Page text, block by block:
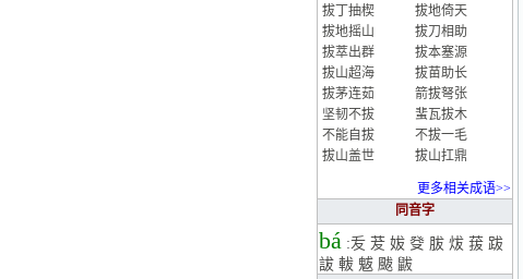
拔丁抽楔
拔地倚天
拔地摇山
拔刀相助
拔萃出群
拔本塞源
拔山超海
拔苗助长
拔茅连茹
箭拔弩张
坚韧不拔
蜚瓦拔木
不能自拔
不拔一毛
拔山盖世
拔山扛鼎
更多相关成语>>
同音字
bá :叐 茇 妭 癹 胈 炦 菝 跋
詙 軷 魃 颰 鼥